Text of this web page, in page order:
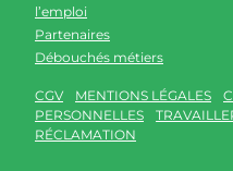
l’emploi
Partenaires
Débouchés métiers
CGV MENTIONS LÉGALES
PERSONNELLES
RÉCLAMATION